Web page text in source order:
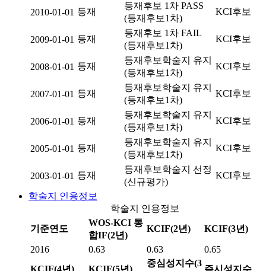
2010-01-01 등재
등재후보 1차 PASS
(등재후보1차)
KCI후보
2009-01-01 등재
등재후보 1차 FAIL
(등재후보1차)
KCI후보
2008-01-01 등재
등재후보학술지 유지
(등재후보1차)
KCI후보
2007-01-01 등재
등재후보학술지 유지
(등재후보1차)
KCI후보
2006-01-01 등재
등재후보학술지 유지
(등재후보1차)
KCI후보
2005-01-01 등재
등재후보학술지 유지
(등재후보1차)
KCI후보
2003-01-01 등재
등재후보학술지 선정
(신규평가)
KCI후보
학술지 인용정보
학술지 인용정보
기준연도
WOS-KCI 통
합IF(2년)
KCIF(2년) KCIF(3년)
2016 0.63 0.63
0.65
KCIF(4년)
KCIF(5년)
중심성지수(3
즉시성지수